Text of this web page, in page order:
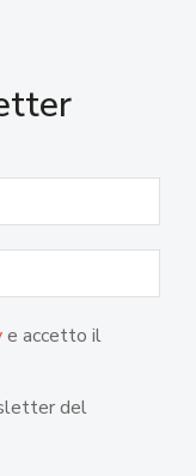
e accetto il
del